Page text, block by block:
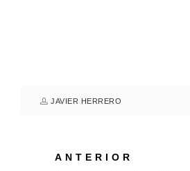
JAVIER HERRERO
ANTERIOR